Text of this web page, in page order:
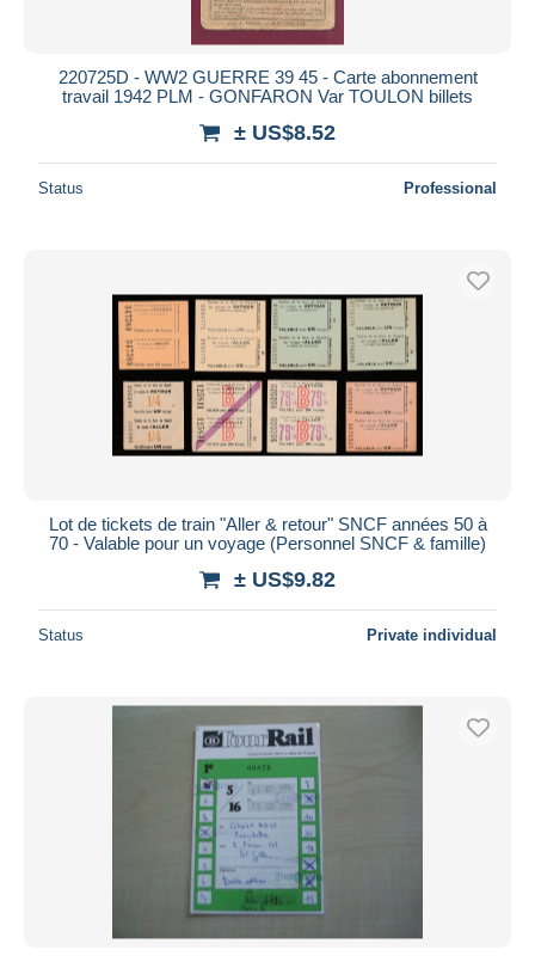
220725D - WW2 GUERRE 39 45 - Carte abonnement
travail 1942 PLM - GONFARON Var TOULON billets
± US$8.52
Status Professional
Lot de tickets de train "Aller & retour" SNCF années 50 à
70 - Valable pour un voyage (Personnel SNCF & famille)
± US$9.82
Status Private individual